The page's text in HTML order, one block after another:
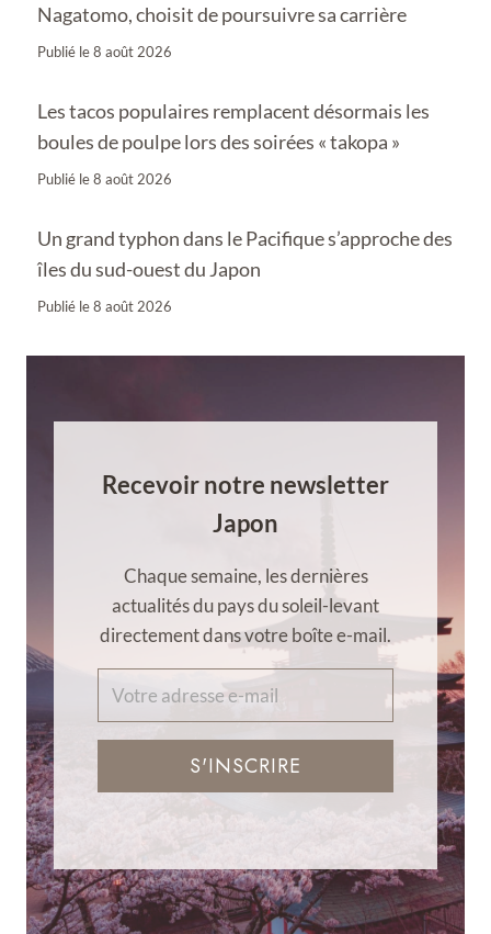
Nagatomo, choisit de poursuivre sa carrière
Publié le8 août 2026
Les tacos populaires remplacent désormais les
boules de poulpe lors des soirées « takopa »
Publié le8 août 2026
Un grand typhon dans le Pacifique s’approche des
îles du sud-ouest du Japon
Publié le8 août 2026
Recevoir notre newsletter
Japon
Chaque semaine, les dernières
actualités du pays du soleil-levant
directement dans votre boîte e-mail.
S'INSCRIRE